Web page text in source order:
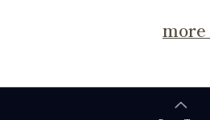
more